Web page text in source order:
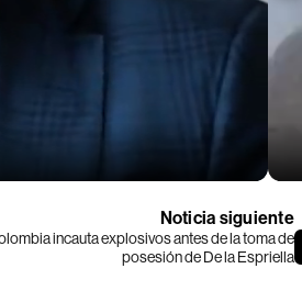
Noticia siguiente
incauta explosivos antes de la toma de
posesión de De la Espriella